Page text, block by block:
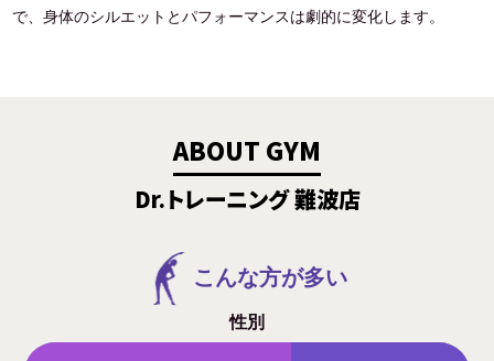
で、身体のシルエットとパフォーマンスは劇的に変化します。
ABOUT GYM
Dr.トレーニング 難波店
こんな方が多い
性別